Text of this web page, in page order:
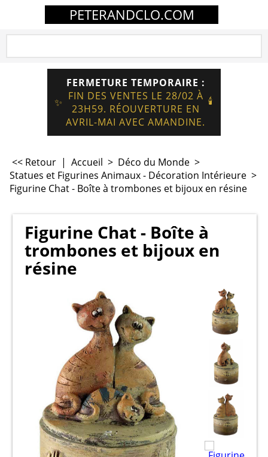
PETERANDCLO.COM
✨
FERMETURE TEMPORAIRE :
FIN DES VENTES LE 28/02 À
23H59. RÉOUVERTURE EN
AVRIL-MAI AVEC AMANDINE.
🕯️
<< Retour | Accueil > Déco du Monde >
Statues et Figurines Animaux - Décoration Intérieure >
Figurine Chat - Boîte à trombones et bijoux en résine
Figurine Chat - Boîte à
trombones et bijoux en
résine